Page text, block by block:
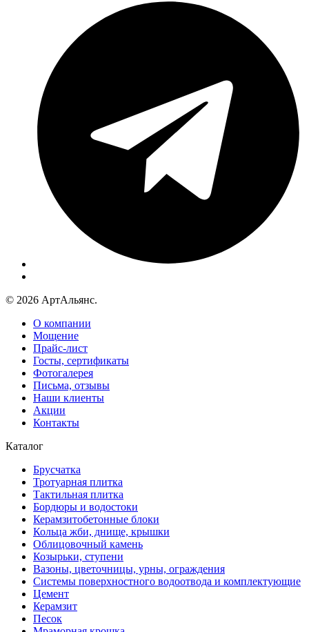
© 2026 АртАльянс.
О компании
Мощение
Прайс-лист
Госты, сертификаты
Фотогалерея
Письма, отзывы
Наши клиенты
Акции
Контакты
Каталог
Брусчатка
Тротуарная плитка
Тактильная плитка
Бордюры и водостоки
Керамзитобетонные блоки
Кольца жби, днище, крышки
Облицовочный камень
Козырьки, ступени
Вазоны, цветочницы, урны, ограждения
Системы поверхностного водоотвода и комплектующие
Цемент
Керамзит
Песок